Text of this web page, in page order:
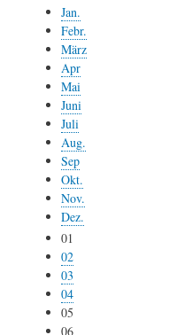
Jan.
Febr.
März
Apr
Mai
Juni
Juli
Aug.
Sep
Okt.
Nov.
Dez.
01
02
03
04
05
06